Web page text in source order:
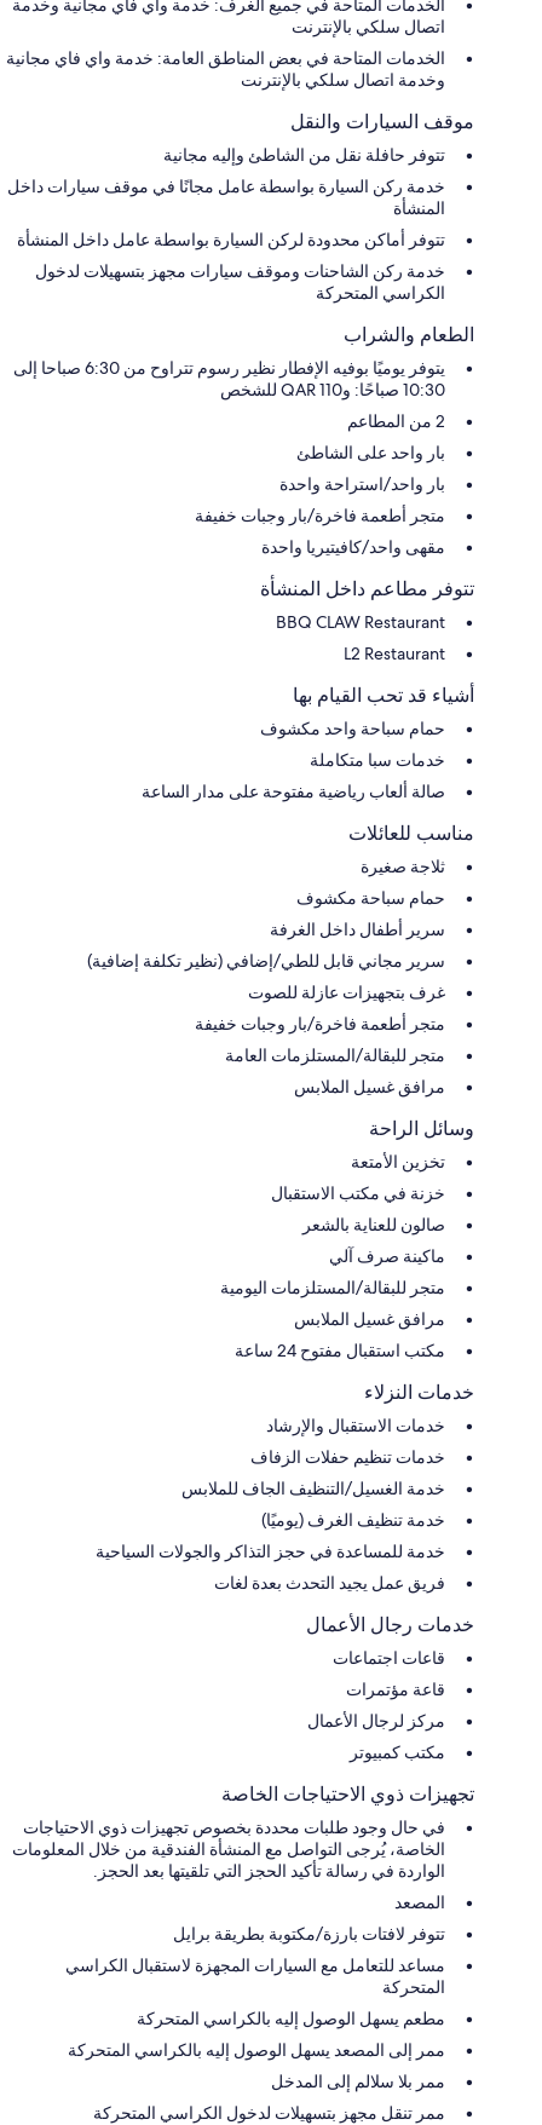
الخدمات المتاحة في جميع الغرف: خدمة واي فاي مجانية وخدمة
اتصال سلكي بالإنترنت
الخدمات المتاحة في بعض المناطق العامة: خدمة واي فاي مجانية
وخدمة اتصال سلكي بالإنترنت
موقف السيارات والنقل
تتوفر حافلة نقل من الشاطئ وإليه مجانية
خدمة ركن السيارة بواسطة عامل مجانًا في موقف سيارات داخل
المنشأة
تتوفر أماكن محدودة لركن السيارة بواسطة عامل داخل المنشأة
خدمة ركن الشاحنات وموقف سيارات مجهز بتسهيلات لدخول
الكراسي المتحركة
الطعام والشراب
يتوفر يوميًا بوفيه الإفطار نظير رسوم تتراوح من 6:30 صباحا إلى
10:30 صباحًا: و110 QAR للشخص
2 من المطاعم
بار واحد على الشاطئ
بار واحد/استراحة واحدة
متجر أطعمة فاخرة/بار وجبات خفيفة
مقهى واحد/كافيتيريا واحدة
تتوفر مطاعم داخل المنشأة
BBQ CLAW Restaurant
L2 Restaurant
أشياء قد تحب القيام بها
حمام سباحة واحد مكشوف
خدمات سبا متكاملة
صالة ألعاب رياضية مفتوحة على مدار الساعة
مناسب للعائلات
ثلاجة صغيرة
حمام سباحة مكشوف
سرير أطفال داخل الغرفة
سرير مجاني قابل للطي/إضافي (نظير تكلفة إضافية)
غرف بتجهيزات عازلة للصوت
متجر أطعمة فاخرة/بار وجبات خفيفة
متجر للبقالة/المستلزمات العامة
مرافق غسيل الملابس
وسائل الراحة
تخزين الأمتعة
خزنة في مكتب الاستقبال
صالون للعناية بالشعر
ماكينة صرف آلي
متجر للبقالة/المستلزمات اليومية
مرافق غسيل الملابس
مكتب استقبال مفتوح 24 ساعة
خدمات النزلاء
خدمات الاستقبال والإرشاد
خدمات تنظيم حفلات الزفاف
خدمة الغسيل/التنظيف الجاف للملابس
خدمة تنظيف الغرف (يوميًا)
خدمة للمساعدة في حجز التذاكر والجولات السياحية
فريق عمل يجيد التحدث بعدة لغات
خدمات رجال الأعمال
قاعات اجتماعات
قاعة مؤتمرات
مركز لرجال الأعمال
مكتب كمبيوتر
تجهيزات ذوي الاحتياجات الخاصة
في حال وجود طلبات محددة بخصوص تجهيزات ذوي الاحتياجات
الخاصة، يُرجى التواصل مع المنشأة الفندقية من خلال المعلومات
الواردة في رسالة تأكيد الحجز التي تلقيتها بعد الحجز.
المصعد
تتوفر لافتات بارزة/مكتوبة بطريقة برايل
مساعد للتعامل مع السيارات المجهزة لاستقبال الكراسي
المتحركة
مطعم يسهل الوصول إليه بالكراسي المتحركة
ممر إلى المصعد يسهل الوصول إليه بالكراسي المتحركة
ممر بلا سلالم إلى المدخل
ممر تنقل مجهز بتسهيلات لدخول الكراسي المتحركة